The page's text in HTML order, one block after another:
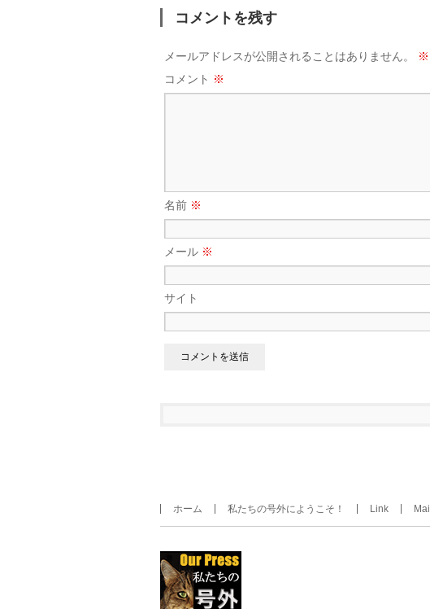
コメントを残す
メールアドレスが公開されることはありません。 ※
コメント ※
名前 ※
メール ※
サイト
ホーム 私たちの号外にようこそ！ Link Mail